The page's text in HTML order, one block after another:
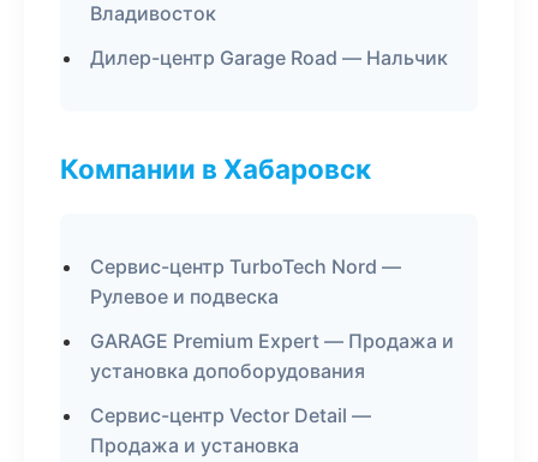
Владивосток
Дилер-центр Garage Road — Нальчик
Компании в Хабаровск
Сервис-центр TurboTech Nord —
Рулевое и подвеска
GARAGE Premium Expert — Продажа и
установка допоборудования
Сервис-центр Vector Detail —
Продажа и установка